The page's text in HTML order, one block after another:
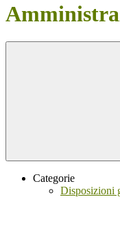
Categorie
Disposizioni